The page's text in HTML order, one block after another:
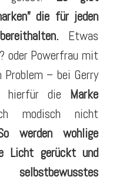
die für jeden
Etwas
oder Powerfrau mit
– bei Gerry
hierfür die Marke
modisch nicht
werden wohlige
Licht gerückt und